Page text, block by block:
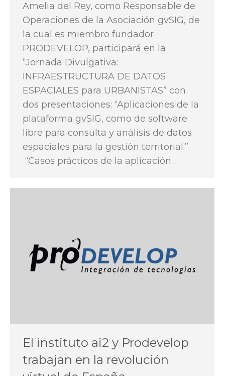
Amelia del Rey, como Responsable de
Operaciones de la Asociación gvSIG, de
la cual es miembro fundador
PRODEVELOP, participará en la
“Jornada Divulgativa:
INFRAESTRUCTURA DE DATOS
ESPACIALES para URBANISTAS” con
dos presentaciones: “Aplicaciones de la
plataforma gvSIG, como de software
libre para consulta y análisis de datos
espaciales para la gestión territorial.”
“Casos prácticos de la aplicación…
El instituto ai2 y Prodevelop
trabajan en la revolución